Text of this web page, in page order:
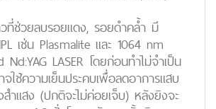
วที่ช่วยลบรอยแดง, รอยดำคล้ำ มี
เช่น Plasmalite และ 1064 nm
LASER โดยก่อนทำไม่จำเป็น
ใช้ความเย็นประคบเพื่อลดอาการแสบ
ำแสง (ปกติจะไม่ค่อยเจ็บ) หลังยิงจะ